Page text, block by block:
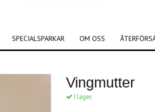
SPECIALSPARKAR OM OSS
Vingmutter
I lager.